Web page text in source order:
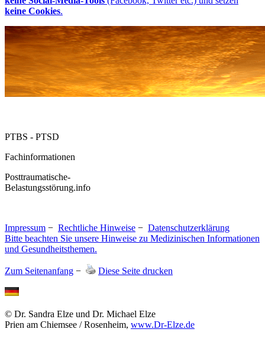
keine Cookies.
PTBS - PTSD
Fachinformationen
Posttraumatische-
Belastungsstörung.info
Impressum − Rechtliche Hinweise − Datenschutzerklärung
Bitte beachten Sie unsere Hinweise zu Medizinischen Informationen
und Gesundheitsthemen.
Zum Seitenanfang − Diese Seite drucken
© Dr. Sandra Elze und Dr. Michael Elze
Prien am Chiemsee / Rosenheim, www.Dr-Elze.de